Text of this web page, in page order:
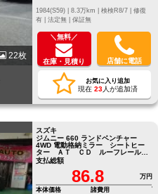
22枚
修復
有 | 法定無 | 保証無
＼無料／
在庫・見積り 店舗に電話
お気に入り追加
現在 23人が追加済
スズキ
ジムニー 660 ランドベンチャー
4WD 電動格納ミラー シートヒー
ター ＡＴ ＣＤ ルーフレール
アルミホイール エアコン
支払総額
86.8
万円
本体価格
諸費用